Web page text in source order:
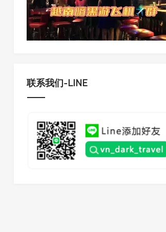
联系我们-LINE